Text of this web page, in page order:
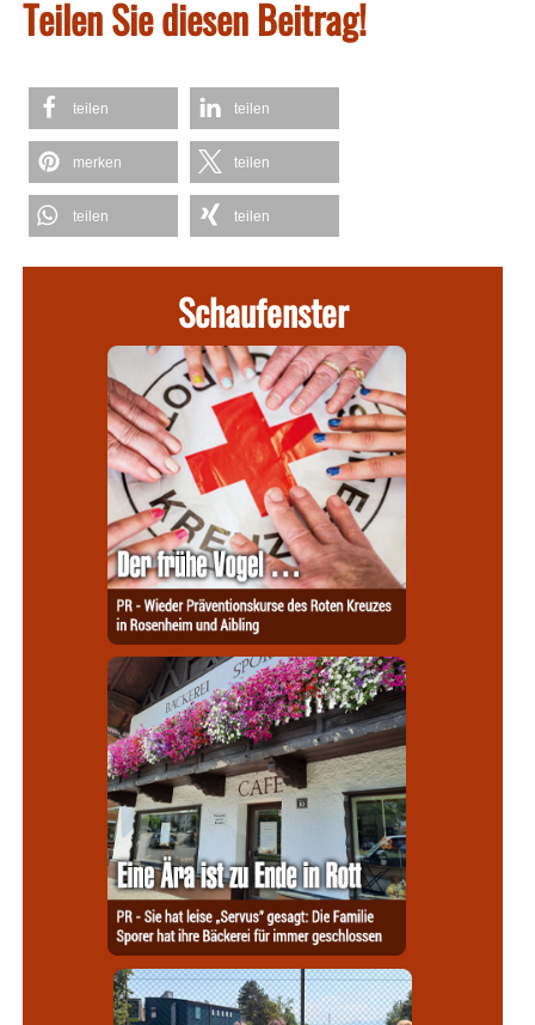
Teilen Sie diesen Beitrag!
teilen teilen
merken teilen
teilen teilen
Schaufenster